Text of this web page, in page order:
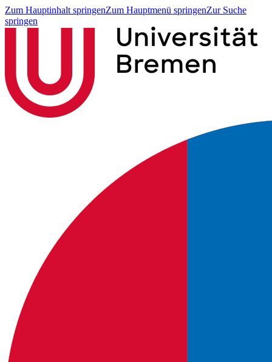
Zum Hauptinhalt springenZum Hauptmenü springenZur Suche
springen